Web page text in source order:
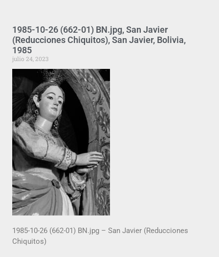
1985-10-26 (662-01) BN.jpg, San Javier
(Reducciones Chiquitos), San Javier, Bolivia,
1985
julio 24, 2023
1985-10-26 (662-01) BN.jpg – San Javier (Reducciones
Chiquitos)